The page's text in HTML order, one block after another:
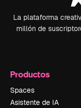
La plataforma
millón de
Productos
Spaces
Asistente de IA